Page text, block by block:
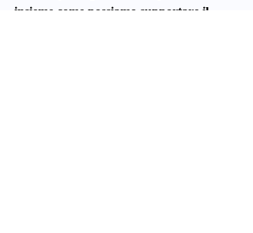
insieme come possiamo supportare il